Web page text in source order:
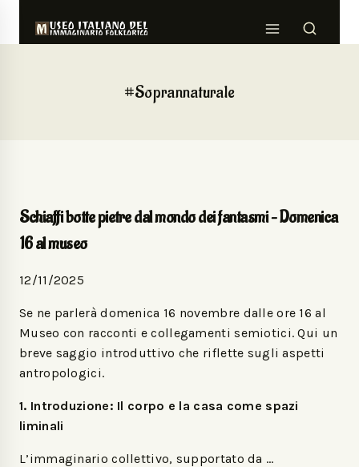
#Soprannaturale
Schiaffi botte pietre dal mondo dei fantasmi – Domenica
16 al museo
12/11/2025
Se ne parlerà domenica 16 novembre dalle ore 16 al
Museo con racconti e collegamenti semiotici. Qui un
breve saggio introduttivo che riflette sugli aspetti
antropologici.
1. Introduzione: Il corpo e la casa come spazi
liminali
L’immaginario collettivo, supportato da …